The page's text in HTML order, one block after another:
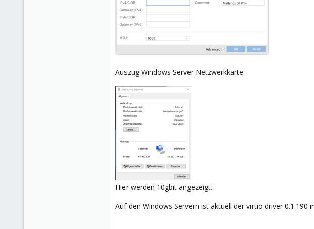
Auszug Windows Server Netzwerkkarte:
Hier werden 10gbit angezeigt.
Auf den Windows Servern ist aktuell der virtio driver 0.1.190